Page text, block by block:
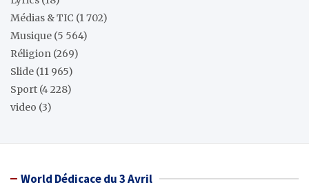
Médias & TIC (1 702)
Musique (5 564)
Réligion (269)
Slide (11 965)
Sport (4 228)
video (3)
World Dédicace du 3 Avril